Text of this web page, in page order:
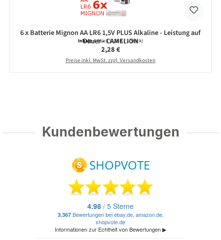
6 x Batterie Mignon AA LR6 1,5V PLUS Alkaline - Leistung auf
Dauer - CAMELION
Inhalt:6 Stück(0,38 € / 1 Stück)
Regulärer Preis:
2,28 €
Preise inkl. MwSt. zzgl. Versandkosten
Kundenbewertungen